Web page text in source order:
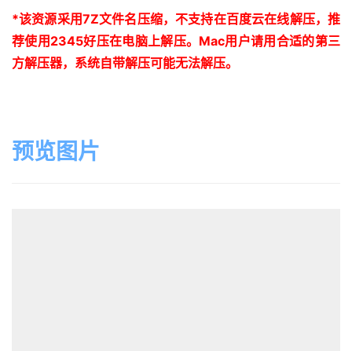
*该资源采用7Z文件名压缩，不支持在百度云在线解压，推
荐使用2345好压在电脑上解压。 Mac用户请用合适的第三
方解压器，系统自带解压可能无法解压。
预览图片